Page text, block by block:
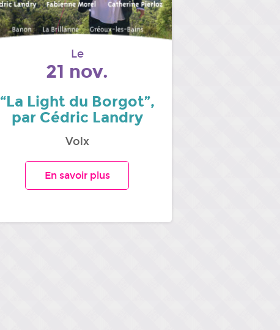
Le
21 nov.
“La Light du Borgot”,
par Cédric Landry
Volx
En savoir plus